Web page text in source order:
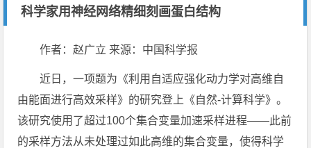
科学家用神经网络精细刻画蛋白结构
作者：赵广立 来源：中国科学报
近日，一项题为《利用自适应强化动力学对高维自
由能面进行高效采样》的研究登上《自然-计算科学》。
该研究使用了超过100个集合变量加速采样进程——此前
的采样方法从未处理过如此高维的集合变量，使得科学